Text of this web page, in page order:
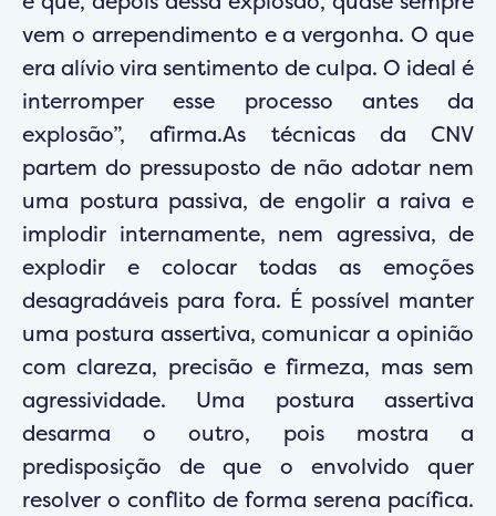
vem o arrependimento e a vergonha. O que
era alívio vira sentimento de culpa. O ideal é
interromper esse processo antes da
explosão”, afirma.As técnicas da CNV
partem do pressuposto de não adotar nem
uma postura passiva, de engolir a raiva e
implodir internamente, nem agressiva, de
explodir e colocar todas as emoções
desagradáveis para fora. É possível manter
uma postura assertiva, comunicar a opinião
com clareza, precisão e firmeza, mas sem
agressividade. Uma postura assertiva
desarma o outro, pois mostra a
predisposição de que o envolvido quer
resolver o conflito de forma serena pacífica.